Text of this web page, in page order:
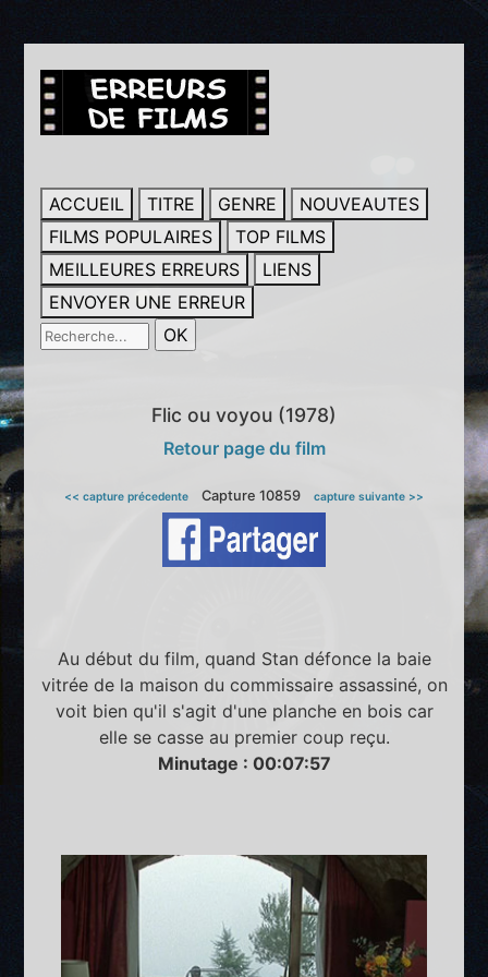
ACCUEIL TITRE GENRE
NOUVEAUTES
FILMS POPULAIRES
TOP FILMS
MEILLEURES ERREURS
LIENS
ENVOYER UNE ERREUR
Flic ou voyou (1978)
Retour page du film
<< capture précedente Capture 10859 capture suivante >>
Au début du film, quand Stan défonce la baie
vitrée de la maison du commissaire assassiné, on
voit bien qu'il s'agit d'une planche en bois car
elle se casse au premier coup reçu.
Minutage : 00:07:57